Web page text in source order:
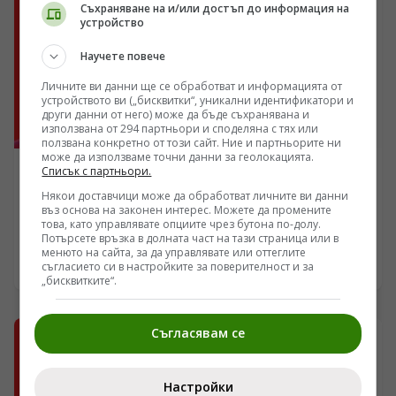
АВТОРСКИ
Марешки изправя рамене
/Поглед.инфо/ Запознайте се с българския Робин Худ и
варненския Тръмп, преди да започнете да се чудите
откъде ви е дошъл и той
23.03.2017 06:12
Съхраняване на и/или достъп до информация на
устройство
Научете повече
Личните ви данни ще се обработват и информацията от
устройството ви („бисквитки“, уникални идентификатори и
други данни от него) може да бъде съхранявана и
използвана от 294 партньори и споделяна с тях или
ползвана конкретно от този сайт. Ние и партньорите ни
може да използваме точни данни за геолокацията.
Списък с партньори.
Някои доставчици може да обработват личните ви данни
въз основа на законен интерес. Можете да промените
това, като управлявате опциите чрез бутона по-долу.
Потърсете връзка в долната част на тази страница или в
менюто на сайта, за да управлявате или оттеглите
съгласието си в настройките за поверителност и за
„бисквитките“.
Съгласявам се
Настройки